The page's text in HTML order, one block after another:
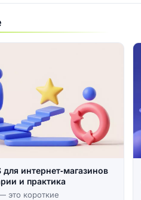
для интернет‑магазинов
и практика
это короткие